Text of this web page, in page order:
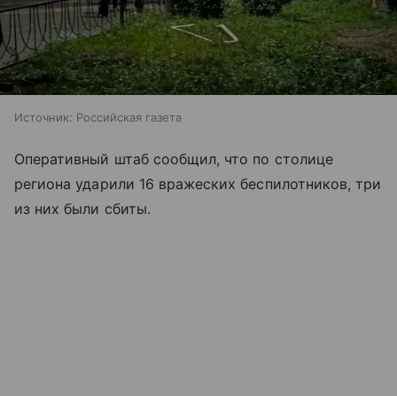
Источник: Российская газета
Оперативный штаб сообщил, что по столице
региона ударили 16 вражеских беспилотников, три
из них были сбиты.